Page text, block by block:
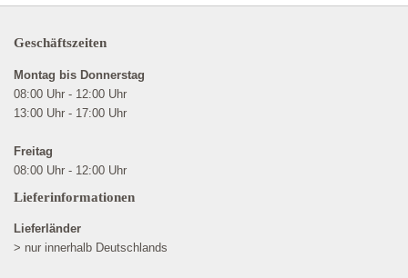
Geschäftszeiten
Montag bis Donnerstag
08:00 Uhr - 12:00 Uhr
13:00 Uhr - 17:00 Uhr
Freitag
08:00 Uhr - 12:00 Uhr
Lieferinformationen
Lieferländer
> nur innerhalb Deutschlands